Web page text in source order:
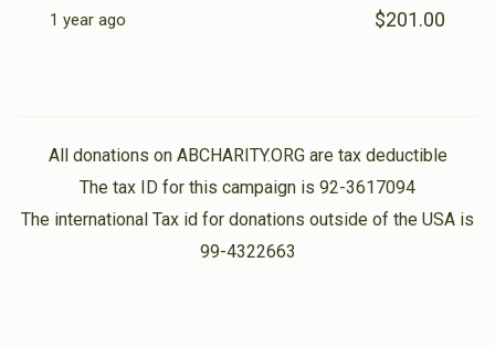
1 year ago $201.00
All donations on ABCHARITY.ORG are tax deductible
The tax ID for this campaign is 92-3617094
The international Tax id for donations outside of the USA is
99-4322663